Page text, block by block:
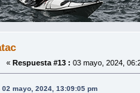
« Respuesta #13 : 03 mayo, 2024,
02 mayo, 2024, 13:09:05 pm